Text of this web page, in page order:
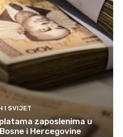
I SVIJET
zaposlenima u
i Hercegovine